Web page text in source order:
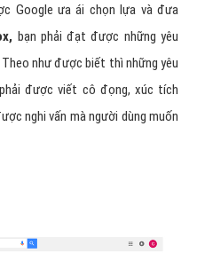
Google ưa ái chọn lựa và đưa
bạn phải đạt được những yêu
như được biết thì những yêu
được viết cô đọng, xúc tích
nghi vấn mà người dùng muốn